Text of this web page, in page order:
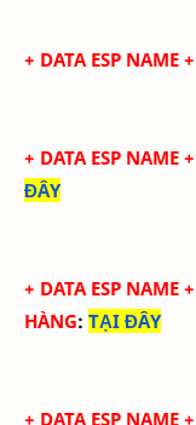
+ DATA ESP NAME
+ DATA ESP
ĐÂY
+ DATA ESP NAME
HÀNG: TẠI ĐÂY
+ DATA ESP NAME